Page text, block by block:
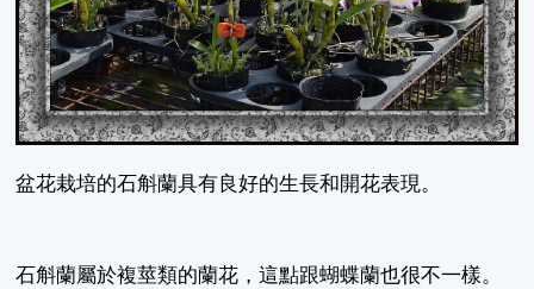
盆花栽培的石斛蘭具有良好的生長和開花表現。
石斛蘭屬於複莖類的蘭花，這點跟蝴蝶蘭也很不一樣。